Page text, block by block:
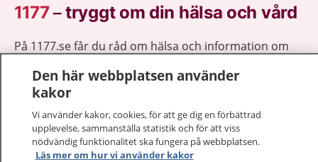
1177–tryggt om din hälsa och vård
På 1177.se får du råd om hälsa och information om
Logga in för att läsa din journal och göra dina
vårdärenden. Ring telefonnummer 1177 för
sjukvårdsrådgivning dygnet runt.
1177 ger dig råd när du vill må bättre.
Den här webbplatsen använder
kakor
Vi använder kakor, cookies, för att ge dig en förbättrad
upplevelse, sammanställa statistik och för att viss
nödvändig funktionalitet ska fungera på webbplatsen.
Läs mer om hur vi använder kakor